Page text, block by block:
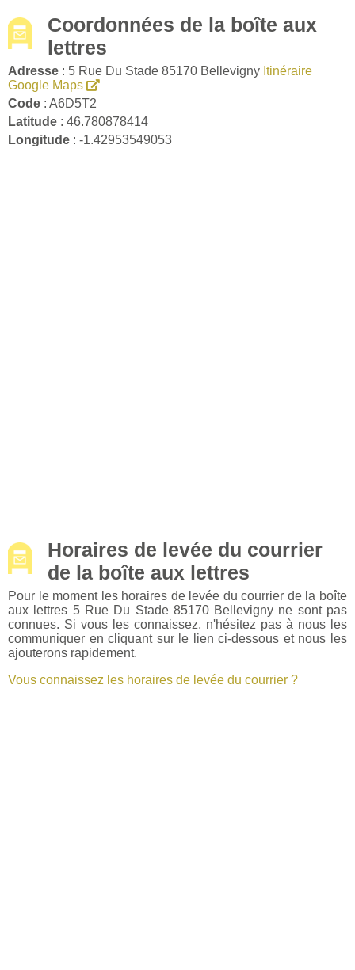
Coordonnées de la boîte aux
lettres
Adresse : 5 Rue Du Stade 85170 Bellevigny Itinéraire
Google Maps
Code : A6D5T2
Latitude : 46.780878414
Longitude : -1.42953549053
Horaires de levée du courrier
de la boîte aux lettres
Pour le moment les horaires de levée du courrier de la boîte
aux lettres 5 Rue Du Stade 85170 Bellevigny ne sont pas
connues. Si vous les connaissez, n'hésitez pas à nous les
communiquer en cliquant sur le lien ci-dessous et nous les
ajouterons rapidement.
Vous connaissez les horaires de levée du courrier ?